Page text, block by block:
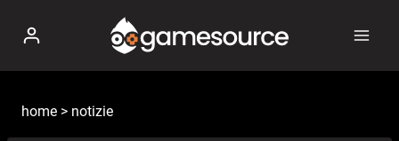
contenuto
home > notizie